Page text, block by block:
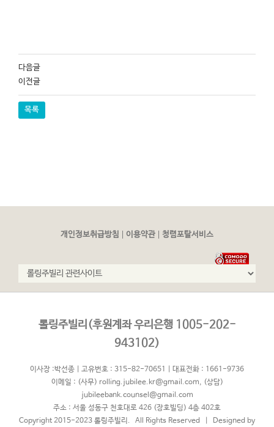
다음글
이전글
목록
개인정보취급방침 이용약관 청렴포탈서비스
롤링주빌리(후원계좌 우리은행 1005-202-
943102)
이사장 :박선종 | 고유번호 : 315-82-70651 | 대표전화 : 1661-9736
이메일 : (사무) rolling.jubilee.kr@gmail.com, (상담)
jubileebank.counsel@gmail.com
주소 : 서울 성동구 천호대로 426 (장호빌딩) 4층 402호
Copyright 2015-2023 롤링주빌리. All Rights Reserved | Designed by